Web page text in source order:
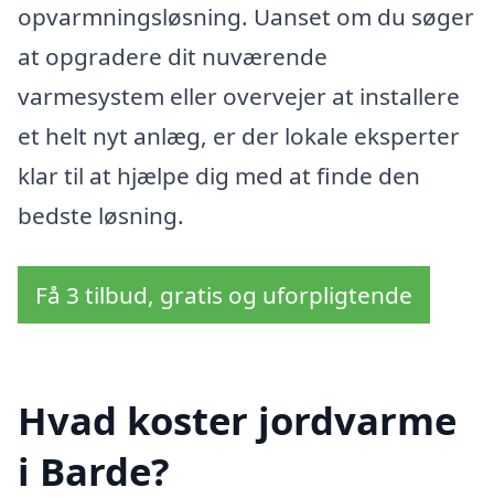
opvarmningsløsning. Uanset om du søger
at opgradere dit nuværende
varmesystem eller overvejer at installere
et helt nyt anlæg, er der lokale eksperter
klar til at hjælpe dig med at finde den
bedste løsning.
Få 3 tilbud, gratis og uforpligtende
Hvad koster jordvarme
i Barde?